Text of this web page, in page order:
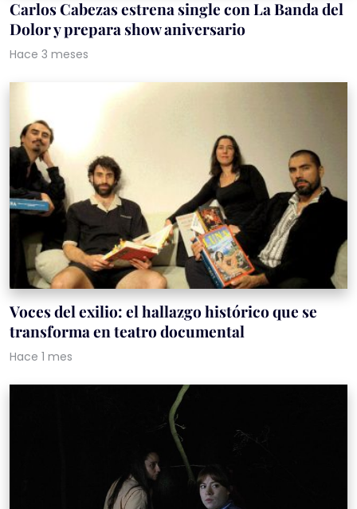
Carlos Cabezas estrena single con La Banda del
Dolor y prepara show aniversario
Hace 3 meses
Voces del exilio: el hallazgo histórico que se
transforma en teatro documental
Hace 1 mes